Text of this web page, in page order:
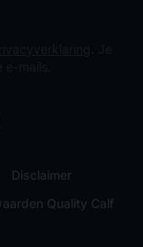
Disclaimer
Quality Calf